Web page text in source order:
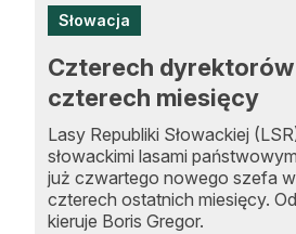
Słowacja
Czterech
czterech miesięcy
Lasy Republiki Słowackiej
słowackimi lasami
już czwartego nowego szefa
czterech ostatnich miesięcy.
kieruje Boris Gregor.